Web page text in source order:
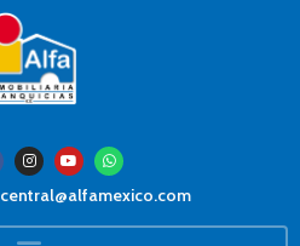
central@alfamexico.com